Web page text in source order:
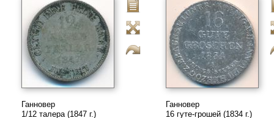
Ганновер
1/12 талера (1847 г.)
Ганновер
16 гуте-грошей (1834 г.)